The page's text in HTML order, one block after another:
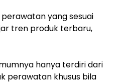
yang sesuai
tren produk terbaru,
hanya terdiri dari
perawatan khusus bila